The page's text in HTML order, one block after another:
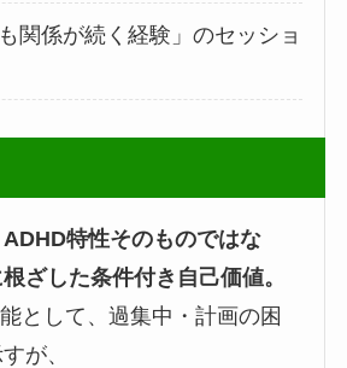
関係が続く経験」のセッショ
ADHD特性そのものではな
ざした条件付き自己価値。
として、過集中・計画の困
が、